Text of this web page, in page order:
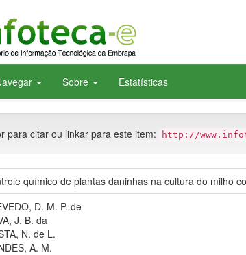
Sobre Estatísticas
para citar ou linkar para este item: http://
químico de plantas daninhas na cultura do milho
D. M. P. de
J. B. da
N. de L.
A. M.